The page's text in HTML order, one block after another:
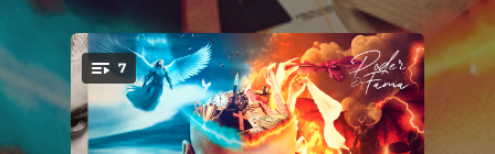
You're all set!
7